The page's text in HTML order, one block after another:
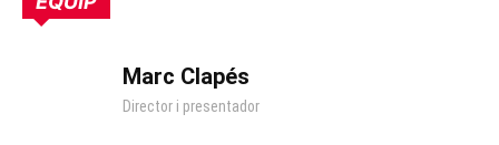
Marc Clapés
Director i presentador